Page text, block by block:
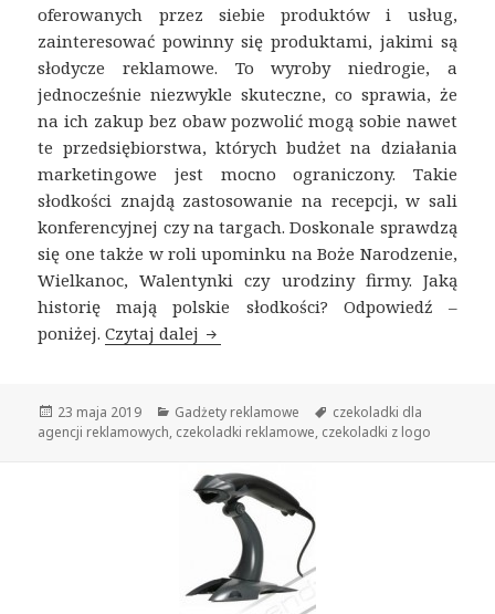
oferowanych przez siebie produktów i usług,
zainteresować powinny się produktami, jakimi są
słodycze reklamowe. To wyroby niedrogie, a
jednocześnie niezwykle skuteczne, co sprawia, że
na ich zakup bez obaw pozwolić mogą sobie nawet
te przedsiębiorstwa, których budżet na działania
marketingowe jest mocno ograniczony. Takie
słodkości znajdą zastosowanie na recepcji, w sali
konferencyjnej czy na targach. Doskonale sprawdzą
się one także w roli upominku na Boże Narodzenie,
Wielkanoc, Walentynki czy urodziny firmy. Jaką
historię mają polskie słodkości? Odpowiedź –
poniżej.Czytaj dalej Czekoladki reklamowe z historią
Opublikowano
23 maja 2019 Kategorie
Gadżety reklamowe Tagi
czekoladki dla
agencji reklamowych, czekoladki reklamowe, czekoladki z logo